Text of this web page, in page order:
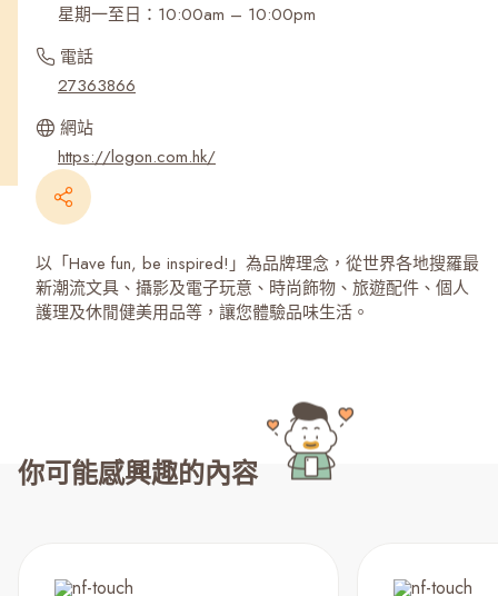
星期一至日：10:00am – 10:00pm
電話
27363866
網站
https://logon.com.hk/
以「Have fun, be inspired!」為品牌理念，從世界各地搜羅最
新潮流文具、攝影及電子玩意、時尚飾物、旅遊配件、個人
護理及休閒健美用品等，讓您體驗品味生活。
你可能感興趣的內容